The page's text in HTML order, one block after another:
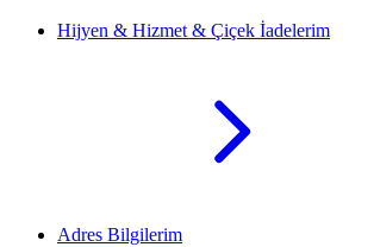
Hijyen & Hizmet & Çiçek İadelerim
Adres Bilgilerim